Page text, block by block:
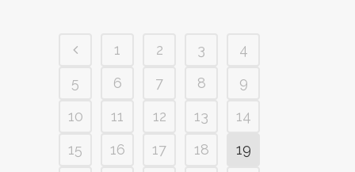
1 2 3
4
5
6 7 8
9
10
11 12 13
14
15
16 17 18
19